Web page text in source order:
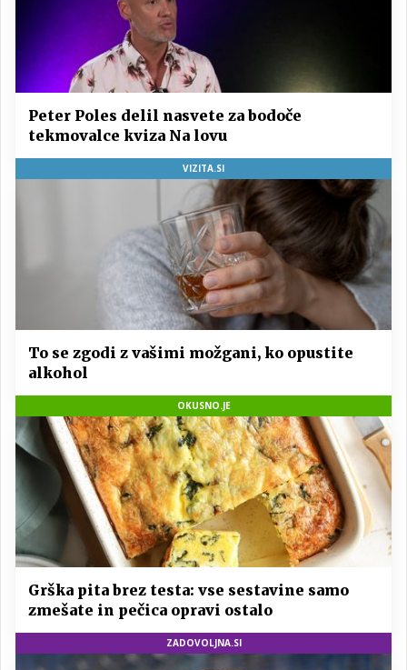
Peter Poles delil nasvete za bodoče
tekmovalce kviza Na lovu
VIZITA.SI
To se zgodi z vašimi možgani, ko opustite
alkohol
OKUSNO.JE
Grška pita brez testa: vse sestavine samo
zmešate in pečica opravi ostalo
ZADOVOLJNA.SI